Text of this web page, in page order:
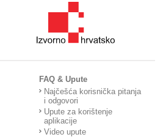
FAQ & Upute
Najčešća korisnička pitanja
i odgovori
Upute za korištenje
aplikacije
Video upute